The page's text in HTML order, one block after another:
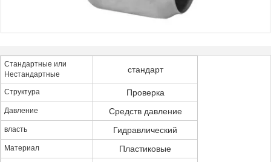
Стандартные или
Нестандартные
стандарт
Структура Проверка
Давление Средств давление
власть Гидравлический
Материал Пластиковые